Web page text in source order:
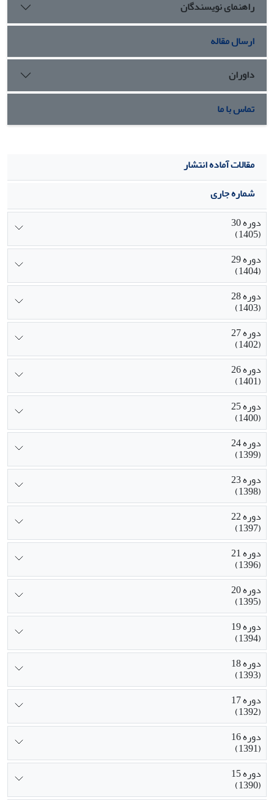
راهنمای نویسندگان
ارسال مقاله
داوران
تماس با ما
مقالات آماده انتشار
شماره جاری
دوره 30
(1405)
دوره 29
(1404)
دوره 28
(1403)
دوره 27
(1402)
دوره 26
(1401)
دوره 25
(1400)
دوره 24
(1399)
دوره 23
(1398)
دوره 22
(1397)
دوره 21
(1396)
دوره 20
(1395)
دوره 19
(1394)
دوره 18
(1393)
دوره 17
(1392)
دوره 16
(1391)
دوره 15
(1390)